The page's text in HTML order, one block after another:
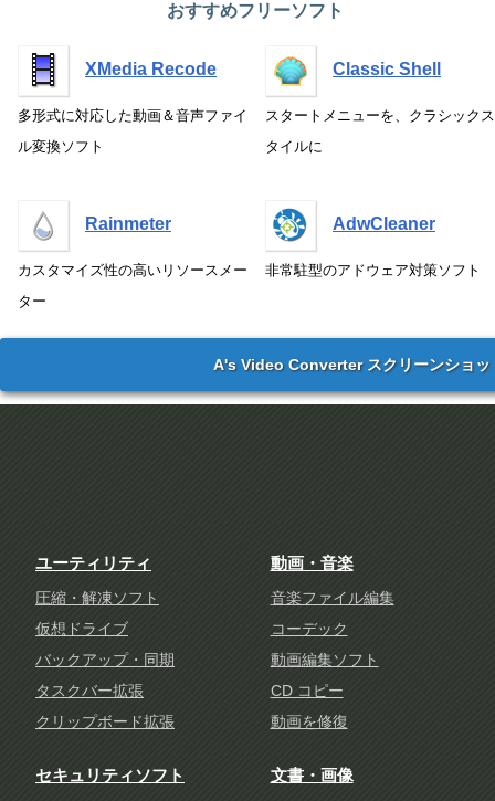
おすすめフリーソフト
XMedia Recode
多形式に対応した動画＆音声ファイ
ル変換ソフト
Classic Shell
スタートメニューを、クラシックス
タイルに
Rainmeter
カスタマイズ性の高いリソースメー
ター
AdwCleaner
非常駐型のアドウェア対策ソフト
A's Video Converter スクリーンショッ
ユーティリティ
圧縮・解凍ソフト
仮想ドライブ
バックアップ・同期
タスクバー拡張
クリップボード拡張
動画・音楽
音楽ファイル編集
コーデック
動画編集ソフト
CD コピー
動画を修復
セキュリティソフト 文書・画像